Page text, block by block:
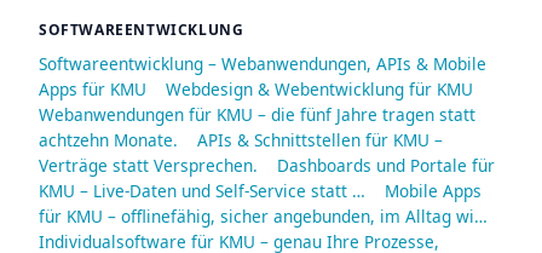
SOFTWAREENTWICKLUNG
Softwareentwicklung – Webanwendungen, APIs & Mobile
Apps für KMU
Webdesign & Webentwicklung für KMU
Webanwendungen für KMU – die fünf Jahre tragen statt
achtzehn Monate.
APIs & Schnittstellen für KMU –
Verträge statt Versprechen.
Dashboards und Portale für
KMU – Live-Daten und Self-Service statt …
Mobile Apps
für KMU – offlinefähig, sicher angebunden, im Alltag wi…
Individualsoftware für KMU – genau Ihre Prozesse,